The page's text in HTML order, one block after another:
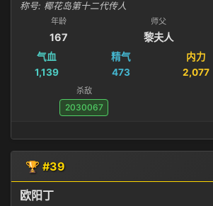
称号: 椰花岛第十二代传人
年龄
167
师父
黎夫人
气血
1,139
精气
473
内力
2,077
杀敌
2030067
🏆 #39
欧阳丁